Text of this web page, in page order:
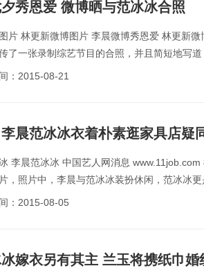
秀恩爱 微博晒与范冰冰合照
片 林更新微博图片 李晨微博秀恩爱 林更新
了一张录制综艺节目的合照，并且简短地写道
：2015-08-21
晨范冰冰衣着朴素逛家具店疑
李晨范冰冰 中国艺人网消息
，照片中，李晨与范冰冰装扮休闲，范冰冰更
：2015-08-05
嫁衣另有其主 兰玉将携纸巾婚